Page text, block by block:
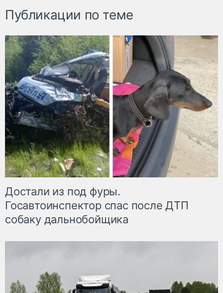
Публикации по теме
Достали из под фуры.
Госавтоинспектор спас после ДТП
собаку дальнобойщика